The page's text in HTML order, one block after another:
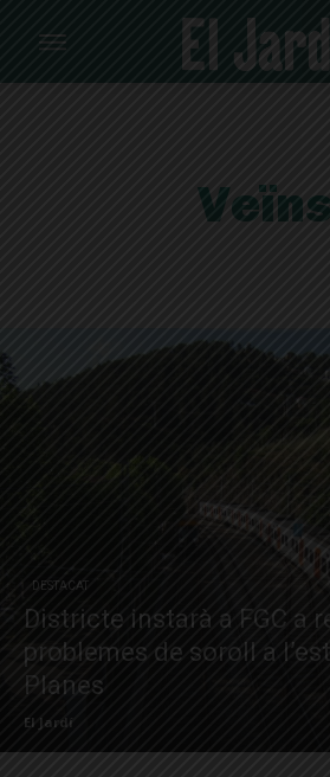
Veïns
DESTACAT
Districte instarà a FGC a
problemes de soroll a
Planes
El Jardí